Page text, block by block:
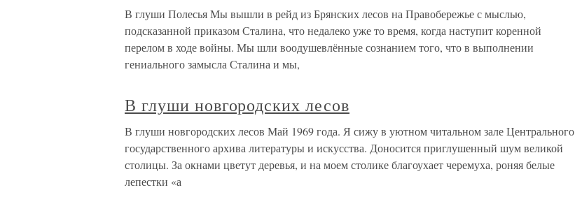
В глуши Полесья Мы вышли в рейд из Брянских лесов на Правобережье с мыслью,
подсказанной приказом Сталина, что недалеко уже то время, когда наступит коренной
перелом в ходе войны. Мы шли воодушевлённые сознанием того, что в выполнении
гениального замысла Сталина и мы,
В глуши новгородских лесов
В глуши новгородских лесов Май 1969 года. Я сижу в уютном читальном зале Центрального
государственного архива литературы и искусства. Доносится приглушенный шум великой
столицы. За окнами цветут деревья, и на моем столике благоухает черемуха, роняя белые
лепестки «а